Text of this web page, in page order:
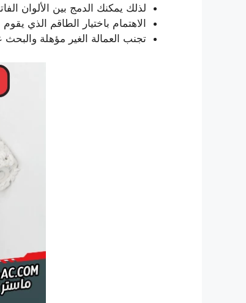
لذلك يمكنك الدمج بين الألوان
الاهتمام باختيار الطاقم الذي
تجنب العمالة الغير مؤهلة